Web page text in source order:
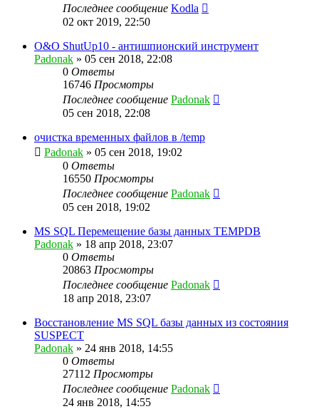
Последнее сообщение Kodla
02 окт 2019, 22:50
O&O ShutUp10 - антишпионский инструмент
Padonak » 05 сен 2018, 22:08
0 Ответы
16746 Просмотры
Последнее сообщение Padonak
05 сен 2018, 22:08
очистка временных файлов в /temp
Padonak » 05 сен 2018, 19:02
0 Ответы
16550 Просмотры
Последнее сообщение Padonak
05 сен 2018, 19:02
MS SQL Перемещение базы данных TEMPDB
Padonak » 18 апр 2018, 23:07
0 Ответы
20863 Просмотры
Последнее сообщение Padonak
18 апр 2018, 23:07
Восстановление MS SQL базы данных из состояния
SUSPECT
Padonak » 24 янв 2018, 14:55
0 Ответы
27112 Просмотры
Последнее сообщение Padonak
24 янв 2018, 14:55